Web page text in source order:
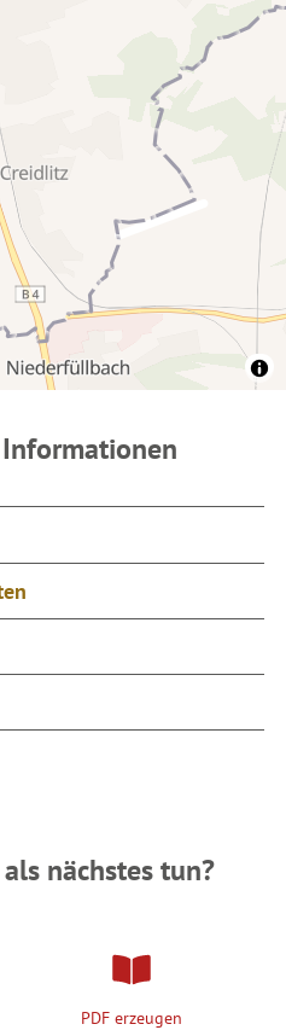
nächstes tun?
PDF erzeugen